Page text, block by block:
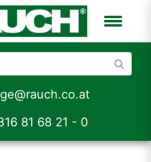
81 68 21 - 0